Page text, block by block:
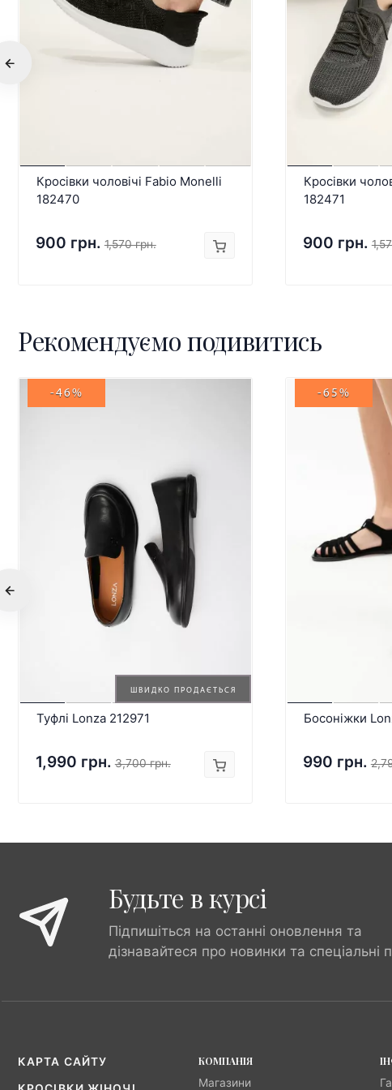
Кросівки чоловічі Fabio Monelli
182470
900 грн. 1,570 грн.
Кросівки
182471
900 грн.
Рекомендуємо подивитись
ШВИДКО ПРОДАЄТЬСЯ
-46%
Туфлі Lonza 212971
1,990 грн. 3,700 грн.
-65%
Босоніжки
990 грн.
Будьте в курсі
Підпишіться на останні оновлення та
дізнавайтеся про новинки та спеціальні
КАРТА САЙТУ
КОМПАНІЯ
Магазини